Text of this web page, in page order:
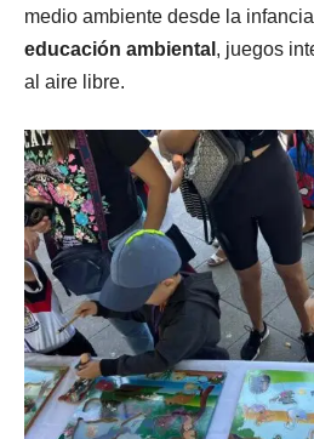
medio ambiente desde la
educación ambiental , juegos
al aire libre.